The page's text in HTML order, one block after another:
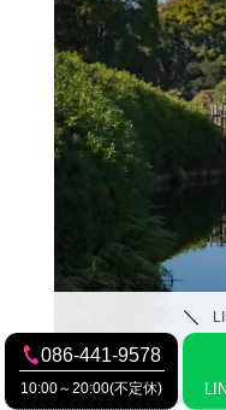
086-441-9578
10:00～20:00(不定休)